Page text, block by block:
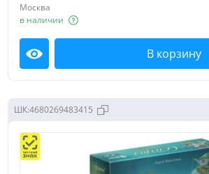
Москва
в наличии
Посмотреть В корзину
ШК:4680269483415